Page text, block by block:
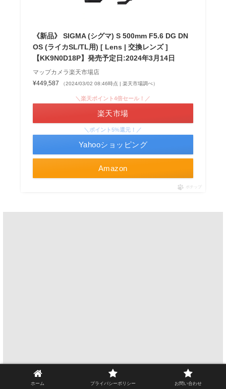
《新品》 SIGMA (シグマ) S 500mm F5.6 DG DN
OS (ライカSL/TL用) [ Lens | 交換レンズ ]
【KK9N0D18P】発売予定日:2024年3月14日
マップカメラ楽天市場店
¥449,587
（2024/03/02 08:46時点 | 楽天市場調べ）
Amazon
＼楽天ポイント4倍セール！／
楽天市場
＼ポイント5%還元！／
Yahooショッピング
ポチップ
ホーム プライバシーポリシー お問い合わせ